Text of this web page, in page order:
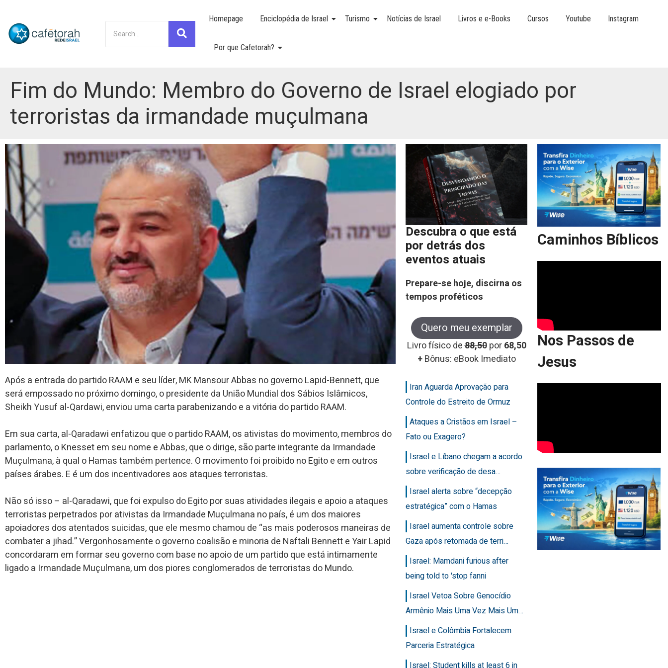
Homepage Enciclopédia de Israel Turismo Notícias de Israel Livros e e-Books Cursos Youtube Instagram
Por que Cafetorah?
Fim do Mundo: Membro do Governo de Israel elogiado por
terroristas da irmandade muçulmana
Após a entrada do partido RAAM e seu líder, MK Mansour Abbas no governo Lapid-Bennett, que
será empossado no próximo domingo, o presidente da União Mundial dos Sábios Islâmicos,
Sheikh Yusuf al-Qardawi, enviou uma carta parabenizando e a vitória do partido RAAM.
Em sua carta, al-Qaradawi enfatizou que o partido RAAM, os ativistas do movimento, membros do
parlamento, o Knesset em seu nome e Abbas, que o dirige, são parte integrante da Irmandade
Muçulmana, à qual o Hamas também pertence. O movimento foi proibido no Egito e em outros
países árabes. E é um dos incentivadores aos ataques terroristas.
Não só isso – al-Qaradawi, que foi expulso do Egito por suas atividades ilegais e apoio a ataques
terroristas perpetrados por ativistas da Irmandade Muçulmana no país, é um dos maiores
apoiadores dos atentados suicidas, que ele mesmo chamou de “as mais poderosos maneiras de
combater a jihad.” Vergonhosamente o governo coalisão e minoria de Naftali Bennett e Yair Lapid
concordaram em formar seu governo com base no apoio de um partido que está intimamente
ligado a Irmandade Muçulmana, um dos piores conglomerados de terroristas do Mundo.
Descubra o que está
por detrás dos
eventos atuais
Prepare-se hoje, discirna os
tempos proféticos
Quero meu exemplar
Livro físico de88,50 por68,50
+Bônus: eBook Imediato
Iran Aguarda Aprovação para
Controle do Estreito de Ormuz
Ataques a Cristãos em Israel –
Fato ou Exagero?
Israel e Líbano chegam a acordo
sobre verificação de desa…
Israel alerta sobre “decepção
estratégica” com o Hamas
Israel aumenta controle sobre
Gaza após retomada de terri…
Israel: Mamdani furious after
being told to 'stop fanni
Israel Vetoa Sobre Genocídio
Armênio Mais Uma Vez Mais Um…
Israel e Colômbia Fortalecem
Parceria Estratégica
Israel: Student kills at least 6 in
Caminhos Bíblicos
Nos Passos de
Jesus